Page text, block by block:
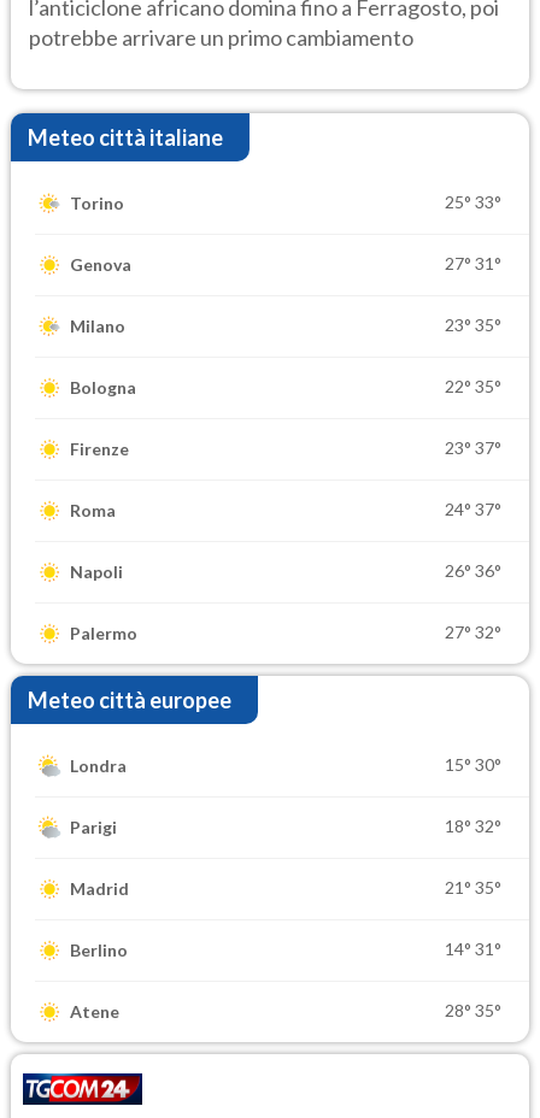
l’anticiclone africano domina fino a Ferragosto, poi
potrebbe arrivare un primo cambiamento
Meteo città italiane
Torino 25° 33°
Genova 27° 31°
Milano 23° 35°
Bologna 22° 35°
Firenze 23° 37°
Roma 24° 37°
Napoli 26° 36°
Palermo 27° 32°
Meteo città europee
Londra 15° 30°
Parigi 18° 32°
Madrid 21° 35°
Berlino 14° 31°
Atene 28° 35°